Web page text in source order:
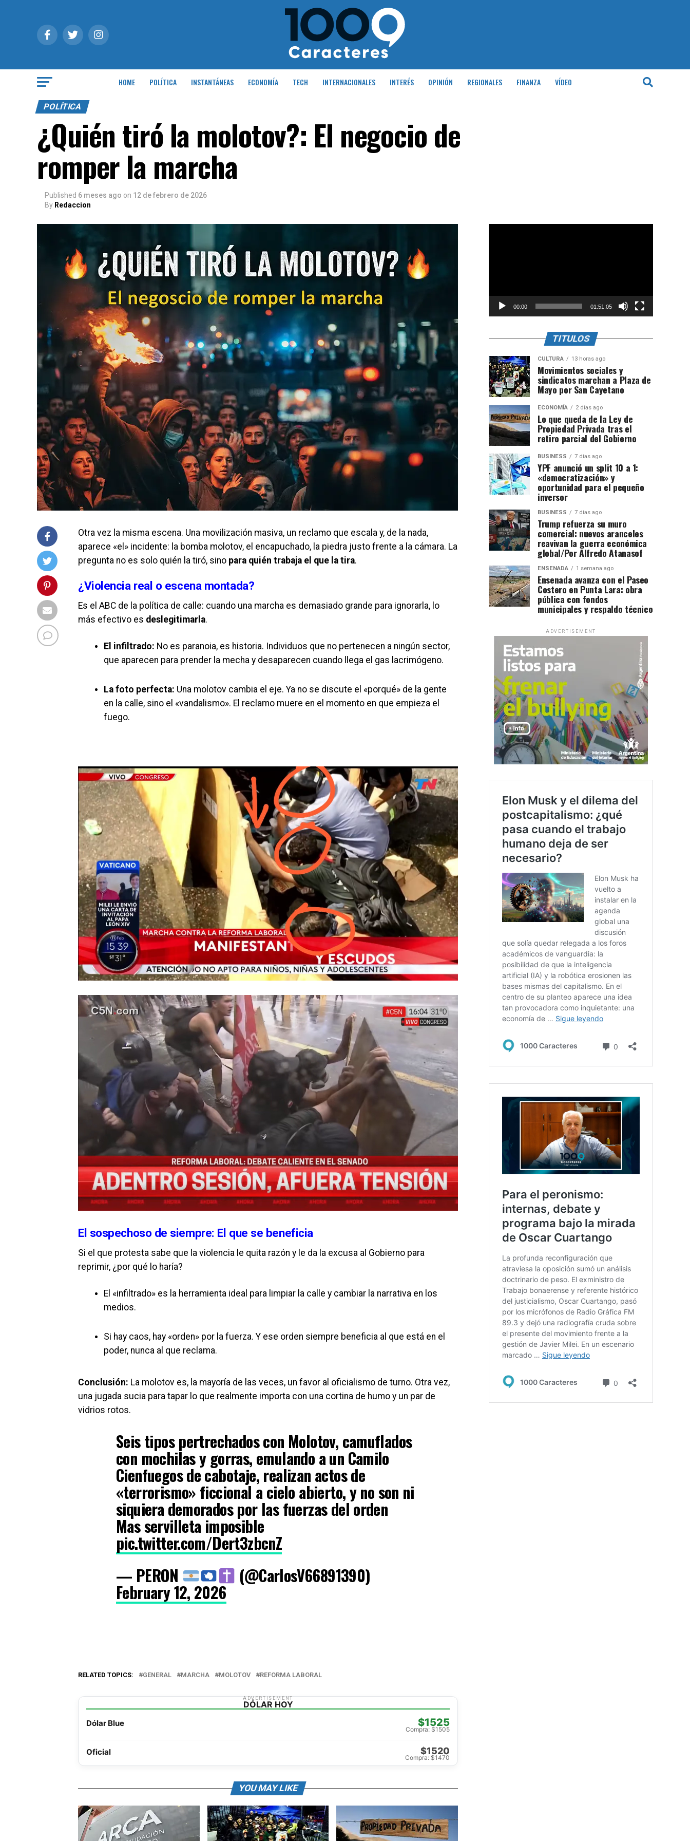
HOME POLÍTICA INSTANTÁNEAS ECONOMÍA TECH INTERNACIONALES INTERÉS OPINIÓN REGIONALES FINANZA VÍDEO
POLÍTICA
¿Quién tiró la molotov?: El negocio de
romper la marcha
Published 6 meses ago on 12 de febrero de 2026
By Redaccion
Otra vez la misma escena. Una movilización masiva, un reclamo que escala y, de la nada,
aparece «el» incidente: la bomba molotov, el encapuchado, la piedra justo frente a la cámara. La
pregunta no es solo quién la tiró, sino para quién trabaja el que la tira.
¿Violencia real o escena montada?
Es el ABC de la política de calle: cuando una marcha es demasiado grande para ignorarla, lo
más efectivo es deslegitimarla.
El infiltrado: No es paranoia, es historia. Individuos que no pertenecen a ningún sector,
que aparecen para prender la mecha y desaparecen cuando llega el gas lacrimógeno.
La foto perfecta: Una molotov cambia el eje. Ya no se discute el «porqué» de la gente
en la calle, sino el «vandalismo». El reclamo muere en el momento en que empieza el
fuego.
El sospechoso de siempre: El que se beneficia
Si el que protesta sabe que la violencia le quita razón y le da la excusa al Gobierno para
reprimir, ¿por qué lo haría?
El «infiltrado» es la herramienta ideal para limpiar la calle y cambiar la narrativa en los
medios.
Si hay caos, hay «orden» por la fuerza. Y ese orden siempre beneficia al que está en el
poder, nunca al que reclama.
Conclusión: La molotov es, la mayoría de las veces, un favor al oficialismo de turno. Otra vez,
una jugada sucia para tapar lo que realmente importa con una cortina de humo y un par de
vidrios rotos.
Seis tipos pertrechados con Molotov, camuflados
con mochilas y gorras, emulando a un Camilo
Cienfuegos de cabotaje, realizan actos de
«terrorismo» ficcional a cielo abierto, y no son ni
siquiera demorados por las fuerzas del orden
Mas servilleta imposible
pic.twitter.com/Dert3zbcnZ
— PERON
(@CarlosV66891390)
February 12, 2026
RELATED TOPICS: GENERAL MARCHA MOLOTOV REFORMA LABORAL
ADVERTISEMENT
DÓLAR HOY
Dólar Blue $1525
Compra: $1505
Oficial $1520
Compra: $1470
YOU MAY LIKE
Reproductor
00:00 01:51:05
TITULOS
CULTURA 13 horas ago
Movimientos sociales y
sindicatos marchan a Plaza de
Mayo por San Cayetano
ECONOMÍA 2 días ago
Lo que queda de la Ley de
Propiedad Privada tras el
retiro parcial del Gobierno
BUSINESS 7 días ago
YPF anunció un split 10 a 1:
«democratización» y
oportunidad para el pequeño
inversor
BUSINESS 7 días ago
Trump refuerza su muro
comercial: nuevos aranceles
reavivan la guerra económica
global/Por Alfredo Atanasof
ENSENADA 1 semana ago
Ensenada avanza con el Paseo
Costero en Punta Lara: obra
pública con fondos
municipales y respaldo técnico
ADVERTISEMENT